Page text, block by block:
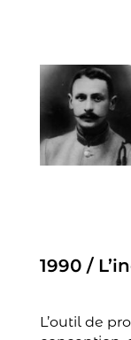
1990 /
L’outil de